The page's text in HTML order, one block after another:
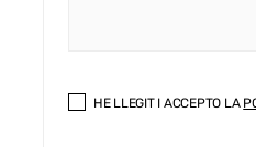
HE LLEGIT I ACCEPTO LA